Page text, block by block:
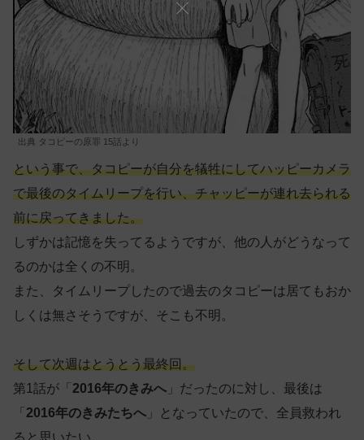
出典 タコピーの原罪 15話より
という事で、タコピーが自分を犠牲にしてハッピーカメラ
で最後のタイムリープを行い、チャッピーが連れ去られる
前に戻ってきました。
しずかは記憶を失ってるようですが、他の人がどうなって
るのかは全くの不明。
また、タイムリープしたので過去のタコピーは居てもおか
しくは無さそうですが、そこも不明。
そして次週はとうとう最終回。
第1話が「 2016年のきみへ 」だったのに対し、最後は
「 2016年のきみたちへ 」となっていたので、全員救われ
ると思いたい。